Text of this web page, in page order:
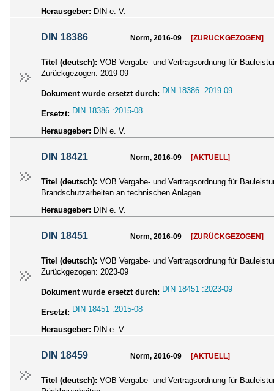
Herausgeber: DIN e. V.
DIN 18386 Norm, 2016-09 [ZURÜCKGEZOGEN]
Titel (deutsch): VOB Vergabe- und Vertragsordnung für
Zurückgezogen: 2019-09
Dokument wurde ersetzt durch: DIN 18386 :2019-09
Ersetzt: DIN 18386 :2015-08
Herausgeber: DIN e. V.
DIN 18421 Norm, 2016-09 [AKTUELL]
Titel (deutsch): VOB Vergabe- und Vertragsordnung für
Brandschutzarbeiten an technischen Anlagen
Herausgeber: DIN e. V.
DIN 18451 Norm, 2016-09 [ZURÜCKGEZOGEN]
Titel (deutsch): VOB Vergabe- und Vertragsordnung für
Zurückgezogen: 2023-09
Dokument wurde ersetzt durch: DIN 18451 :2023-09
Ersetzt: DIN 18451 :2015-08
Herausgeber: DIN e. V.
DIN 18459 Norm, 2016-09 [AKTUELL]
Titel (deutsch): VOB Vergabe- und Vertragsordnung für